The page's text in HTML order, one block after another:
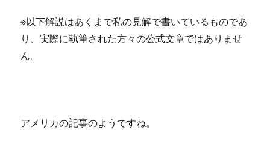
※以下解説はあくまで私の見解で書いているものであ
り、実際に執筆された方々の公式文章ではありませ
ん。
アメリカの記事のようですね。